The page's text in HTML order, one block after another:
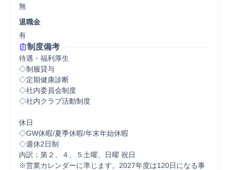
無
退職金
有
制度備考
待遇・福利厚生
◇制服貸与
◇定期健康診断
◇社内委員会制度
◇社内クラブ活動制度
休日
◇GW休暇/夏季休暇/年末年始休暇
◇週休2日制
内訳：第２、４、５土曜、日曜 祝日
※営業カレンダーに準じます。2027年度は120日になる事